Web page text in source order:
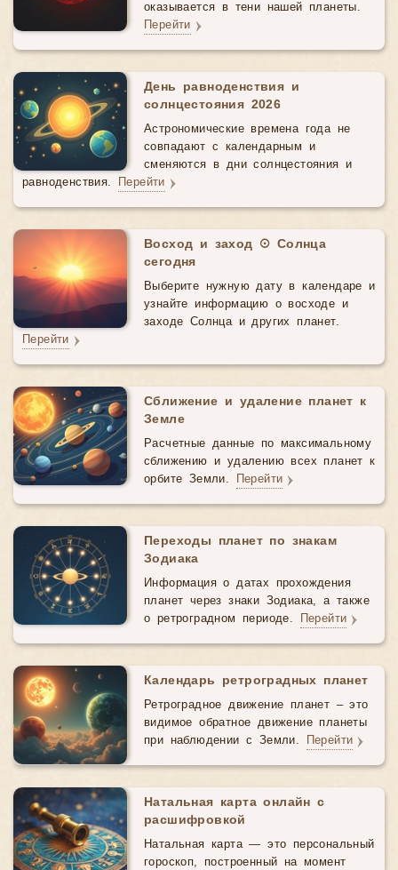
оказывается в тени нашей планеты.
Перейти
День равноденствия и
солнцестояния 2026
Астрономические времена года не
совпадают с календарным и
сменяются в дни солнцестояния и
равноденствия. Перейти
Восход и заход ☉ Солнца
сегодня
Выберите нужную дату в календаре и
узнайте информацию о восходе и
заходе Солнца и других планет.
Перейти
Сближение и удаление планет к
Земле
Расчетные данные по максимальному
сближению и удалению всех планет к
орбите Земли. Перейти
Переходы планет по знакам
Зодиака
Информация о датах прохождения
планет через знаки Зодиака, а также
о ретроградном периоде. Перейти
Календарь ретроградных планет
Ретроградное движение планет – это
видимое обратное движение планеты
при наблюдении с Земли. Перейти
Натальная карта онлайн с
расшифровкой
Натальная карта — это персональный
гороскоп, построенный на момент